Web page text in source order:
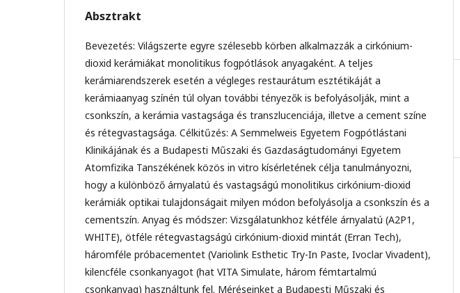
Absztrakt
Bevezetés: Világszerte egyre szélesebb körben alkalmazzák a cirkónium-
dioxid kerámiákat monolitikus fogpótlások anyagaként. A teljes
kerámiarendszerek esetén a végleges restaurátum esztétikáját a
kerámiaanyag színén túl olyan további tényezők is befolyásolják, mint a
csonkszín, a kerámia vastagsága és transzlucenciája, illetve a cement színe
és rétegvastagsága. Célkitűzés: A Semmelweis Egyetem Fogpótlástani
Klinikájának és a Budapesti Műszaki és Gazdaságtudományi Egyetem
Atomfizika Tanszékének közös in vitro kísérletének célja tanulmányozni,
hogy a különböző árnyalatú és vastagságú monolitikus cirkónium-dioxid
kerámiák optikai tulajdonságait milyen módon befolyásolja a csonkszín és a
cementszín. Anyag és módszer: Vizsgálatunkhoz kétféle árnyalatú (A2P1,
WHITE), ötféle rétegvastagságú cirkónium-dioxid mintát (Erran Tech),
háromféle próbacementet (Variolink Esthetic Try-In Paste, Ivoclar Vivadent),
kilencféle csonkanyagot (hat VITA Simulate, három fémtartalmú
csonkanyag) használtunk fel. Méréseinket a Budapesti Műszaki és